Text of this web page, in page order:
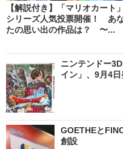
【解説付き】「マリオカート」
シリーズ人気投票開催！ あ
たの思い出の作品は？ 〜...
ニンテンドー
イン」、9月4
GOETHEと
創設